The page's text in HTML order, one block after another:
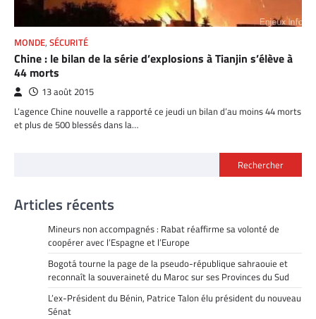
MONDE, SÉCURITÉ
Chine : le bilan de la série d’explosions à Tianjin s’élève à
44 morts
13 août 2015
L’agence Chine nouvelle a rapporté ce jeudi un bilan d’au moins 44 morts
et plus de 500 blessés dans la…
Rechercher
Articles récents
Mineurs non accompagnés : Rabat réaffirme sa volonté de
coopérer avec l’Espagne et l’Europe
Bogotá tourne la page de la pseudo-république sahraouie et
reconnaît la souveraineté du Maroc sur ses Provinces du Sud
L’ex-Président du Bénin, Patrice Talon élu président du nouveau
Sénat